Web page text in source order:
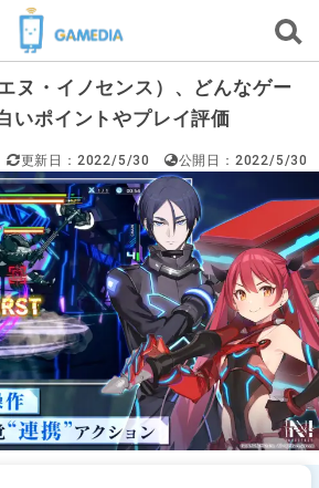
ヌ・イノセンス）、どんなゲー
いポイントやプレイ評価
更新日：2022/5/30 公開日：2022/5/30